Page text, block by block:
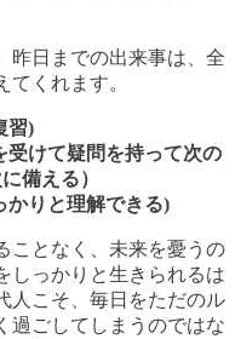
昨日までの出来事は、全
くれます。
習)
受けて疑問を持って次の
備える）
かりと理解できる)
ことなく、未来を憂うの
しっかりと生きられるは
人こそ、毎日をただのル
過ごしてしまうのではな